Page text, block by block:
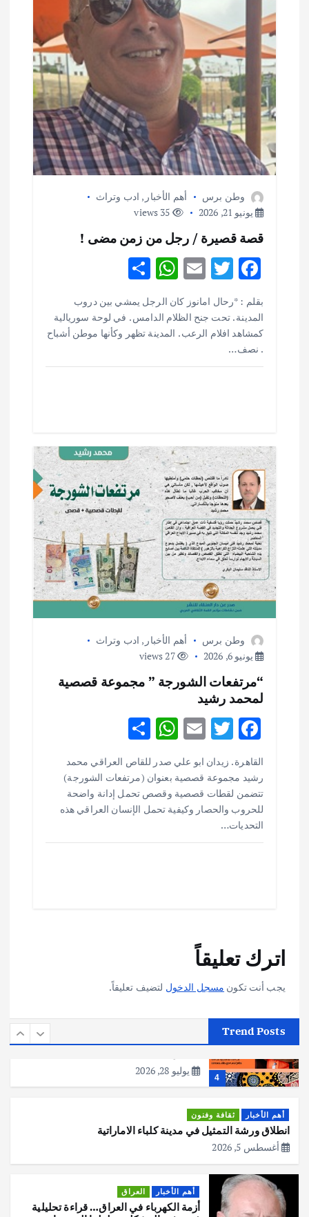
ق
ت
وطن برس أهم الأخبار , ادب وتراث
يونيو 21, 2026
قصة قصيرة / رجل من زمن مضى !
F
ac
e
b
o
T
w
it
te
E
m
ai
l
W
h
at
s
S
ar
e
بقلم : *رحال امانوز كان الرجل يمشي بين دروب
المدينة . تحت جنح الظلام الدامس . في لوحة سوريالية
كمشاهد افلام الرعب . المدينة تظهر وكأنها موطن أشباح
. نصف…
وطن برس أهم الأخبار , ادب وتراث
يونيو 6, 2026
27 views
“مرتفعات الشورجة ” مجموعة قصصية
لمحمد رشيد
F
e
b
o
o
T
w
it
te
r
E
m
ai
l
W
h
at
s
A
p
S
h
ar
e
القاهرة . زيدان ابو علي صدر للقاص العراقي محمد
رشيد مجموعة قصصية بعنوان (مرتفعات الشورجة)
تتضمن لقطات قصصية وقصص تحمل إدانة واضحة
للحروب والحصار وكيفية تحمل الإنسان العراقي هذه
التحديات…
اترك تعليقاً
يجب أنت تكون مسجل الدخول لتضيف تعليقاً.
Trend Posts
ثقافة وفنون
اختتام ورشة السينوغرافيا في مدينة كلباء الاماراتية
أغسطس 3, 2026
هوي آن… مدينة الفوانيس وسحر التاريخ
4
عملية التعداد السكاني في11 من الشهر
يوليو 28, 2026
أهم الأخبار ثقافة وفنون
انطلاق ورشة التمثيل في مدينة كلباء الاماراتية
أغسطس 5, 2026
أهم الأخبار العراق
أزمة الكهرباء في العراق… قراءة تحليلية